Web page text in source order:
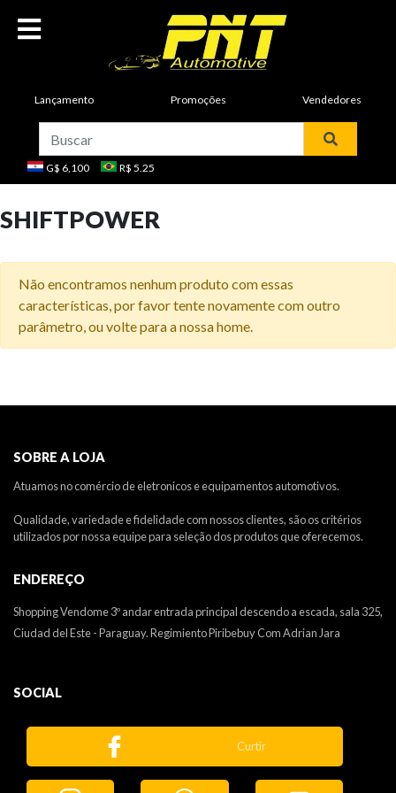
G$ 6,100 R$ 5.25
Lançamento Promoções Vendedores
SHIFTPOWER
Não encontramos nenhum produto com essas
características, por favor tente novamente com outro
parâmetro, ou volte para a nossahome.
SOBRE A LOJA
Atuamos no comércio de eletronicos e equipamentos automotivos.
Qualidade, variedade e fidelidade com nossos clientes, são os critérios
utilizados por nossa equipe para seleção dos produtos que oferecemos.
ENDEREÇO
Shopping Vendome 3º andar entrada principal descendo a escada, sala 325,
Ciudad del Este - Paraguay. Regimiento Piribebuy Com Adrian Jara
SOCIAL
Curtir